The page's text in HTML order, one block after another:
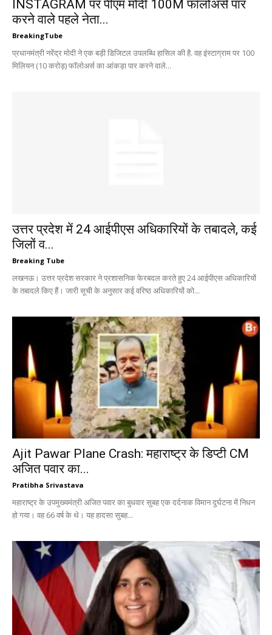
INSTAGRAM पर पीएम मोदी 100M फॉलोअर्स पार
करने वाले पहले नेता...
BreakingTube
प्रधानमंत्री नरेंद्र मोदी ने एक बड़ी डिजिटल उपलब्धि हासिल की है. वह इंस्टाग्राम पर 100
मिलियन (10 करोड़) फॉलोअर्स का आंकड़ा पार करने वाले...
उत्तर प्रदेश में 24 आईपीएस अधिकारियों के तबादले, कई
जिलों व...
Breaking Tube
लखनऊ। उत्तर प्रदेश सरकार ने प्रशासनिक फेरबदल करते हुए 24 आईपीएस अधिकारियों
के तबादले किए हैं। जारी सूची के अनुसार कई वरिष्ठ अधिकारियों को...
Ajit Pawar Plane Crash: महाराष्ट्र के डिप्टी CM
अजित पवार का...
Pratibha Srivastava
महाराष्ट्र के उपमुख्यमंत्री अजित पवार का बुधवार सुबह एक दर्दनाक विमान दुर्घटना में निधन
हो गया। वह 66 वर्ष के थे। यह हादसा सुबह...